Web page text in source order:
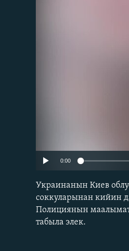
0:00
Украинанын Киев
соккуларынан кийин
Полициянын
табыла элек.